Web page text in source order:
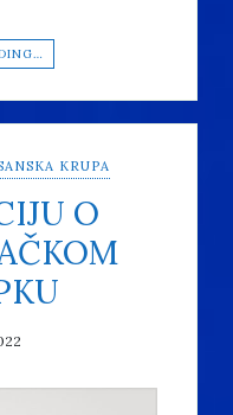
KRUPA
O